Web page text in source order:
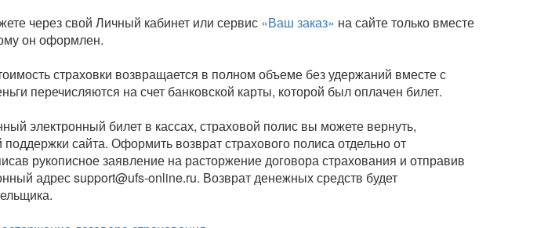
через свой Личный кабинет или сервис «Ваш заказ» на сайте только вместе
он оформлен.
страховки возвращается в полном объеме без удержаний вместе с
перечисляются на счет банковской карты, которой был оплачен билет.
электронный билет в кассах, страховой полис вы можете вернуть,
сайта. Оформить возврат страхового полиса отдельно от
рукописное заявление на расторжение договора страхования и отправив
адрес support@ufs-online.ru. Возврат денежных средств будет